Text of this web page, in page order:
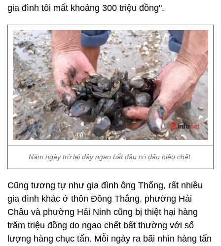
gia đình tôi mất khoảng 300 triệu đồng".
Năm ngày trở lại đây ngao bắt đầu có dấu hiệu chết.
Cũng tương tự như gia đình ông Thống, rất nhiều
gia đình khác ở thôn Đông Thắng, phường Hải
Châu và phường Hải Ninh cũng bị thiệt hại hàng
trăm triệu đồng do ngao chết bất thường với số
lượng hàng chục tấn. Mỗi ngày ra bãi nhìn hàng tấn